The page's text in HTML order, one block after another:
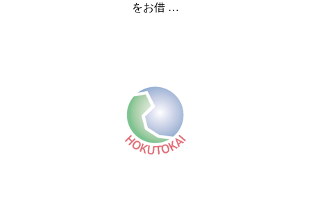
をお借 …